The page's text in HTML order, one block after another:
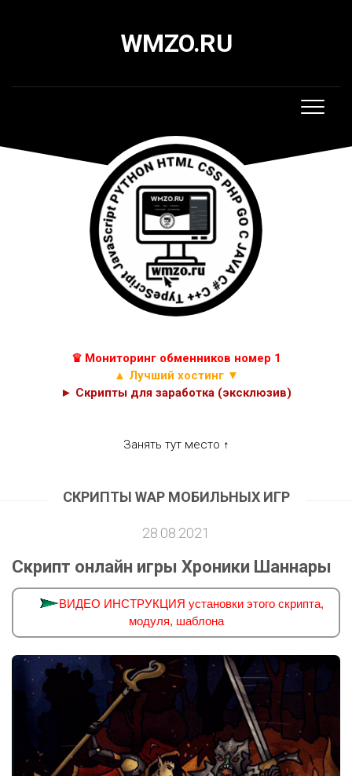
WMZO.RU
♛ Мониторинг обменников номер 1
▲ Лучший хостинг ▼
► Скрипты для заработка (эксклюзив)
Занять тут место ↑
СКРИПТЫ WAP МОБИЛЬНЫХ ИГР
28.08.2021
Скрипт онлайн игры Хроники Шаннары
ВИДЕО ИНСТРУКЦИЯ установки этого скрипта,
модуля, шаблона